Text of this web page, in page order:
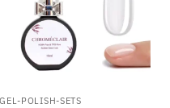
GEL-POLISH-SETS